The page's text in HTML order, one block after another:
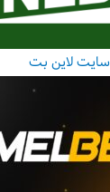
سایت لاین بت